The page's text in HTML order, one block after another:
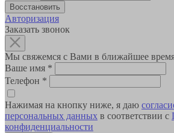
Авторизация
Заказать звонок
Мы свяжемся с Вами в ближайшее
Ваше имя *
Телефон *
Нажимая на кнопку ниже, я даю
персональных данных в соответствии с
конфиденциальности